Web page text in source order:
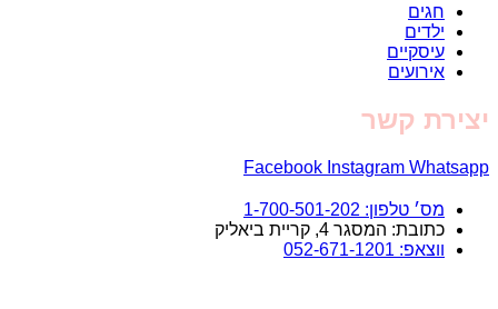
חגים
ילדים
עיסקיים
אירועים
יצירת קשר
Facebook Instagram Whatsapp
מס׳ טלפון: 1-700-501-202
כתובת: המסגר 4, קריית ביאליק
ווצאפ: 052-671-1201